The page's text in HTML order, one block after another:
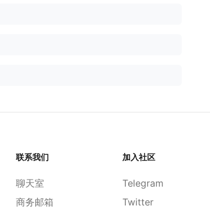
联系我们
聊天室
商务邮箱
加入社区
Telegram
Twitter